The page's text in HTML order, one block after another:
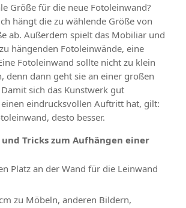
Größe für die neue Fotoleinwand?
hängt die zu wählende Größe von
ab. Außerdem spielt das Mobiliar und
hängenden Fotoleinwände, eine
Fotoleinwand sollte nicht zu klein
denn dann geht sie an einer großen
sich das Kunstwerk gut
eindrucksvollen Auftritt hat, gilt:
desto besser.
und Tricks zum Aufhängen einer
Platz an der Wand für die Leinwand
zu Möbeln, anderen Bildern,